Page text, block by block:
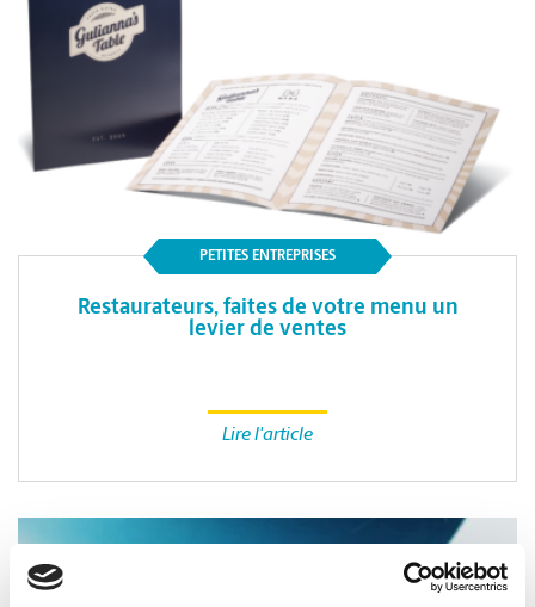
PETITES ENTREPRISES
Restaurateurs, faites de votre menu un
levier de ventes
Lire l'article